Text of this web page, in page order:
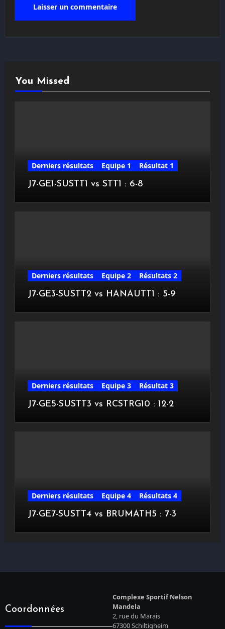
You Missed
Derniers résultats Equipe 1
Résultat 1
J7-GE1-SUSTT1 vs STT1 : 6-8
Derniers résultats Equipe 2
Résultats 2
J7-GE3-SUSTT2 vs HANAUTT1 : 5-9
Derniers résultats Equipe 3
Résultat 3
J7-GE5-SUSTT3 vs RCSTRG10 : 12-2
Derniers résultats Equipe 4
Résultats 4
J7-GE7-SUSTT4 vs BRUMATH5 : 7-3
Coordonnées
Complexe Sportif Nelson
Mandela
2, rue du Marais
67300 Schiltigheim